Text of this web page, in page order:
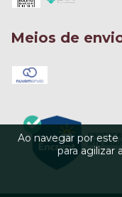
Ao navegar por este
para agilizar
Meios de